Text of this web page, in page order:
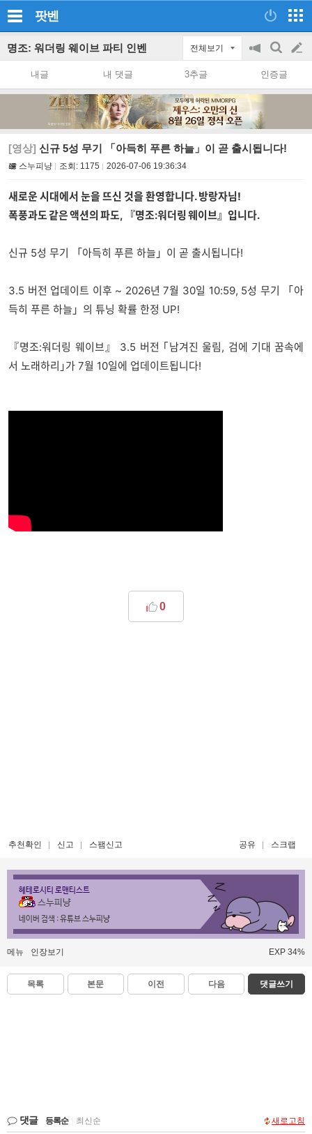
팟벤
명조: 워더링 웨이브 파티 인벤 전체보기
공
on/off
검
색
글
쓰
내글 내 댓글 3추글 인증글
[영상] 신규 5성 무기 「아득히 푸른 하늘」이 곧 출시됩니다!
스누피냥 조회: 1175 2026-07-06 19:36:34
새로운 시대에서 눈을 뜨신 것을 환영합니다. 방랑자님!
폭풍과도 같은 액션의 파도, 『명조:워더링 웨이브』입니다.
신규 5성 무기 「아득히 푸른 하늘」이 곧 출시됩니다!
3.5 버전 업데이트 이후 ~ 2026년 7월 30일 10:59, 5성 무기 「아
득히 푸른 하늘」의 튜닝 확률 한정 UP!
『명조:워더링 웨이브』 3.5 버전 ｢남겨진 울림, 검에 기대 꿈속에
서 노래하리｣가 7월 10일에 업데이트됩니다!
0
추천확인 신고 스팸신고 공유 스크랩
헤테로시티 로맨티스트
스누피냥
네이버 검색 : 유튜브 스누피냥
메뉴 인장보기 EXP 34%
목록 본문 이전 다음 댓글쓰기
댓글 등록순 최신순 새로고침